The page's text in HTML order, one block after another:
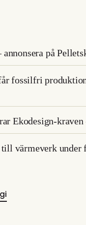
på
fossilfri
Ekodesign-
värmeverk under